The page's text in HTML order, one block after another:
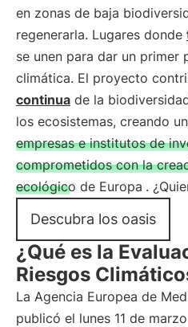
en zonas de baja
regenerarla. Lugares donde
se unen para dar un primer
climática. El proyecto
continua de la
los ecosistemas, creando
empresas e institutos de
comprometidos con la
ecológico de Europa .
Descubra los oasis
¿Qué es la
Riesgos
La Agencia Europea de
publicó el lunes 11 de